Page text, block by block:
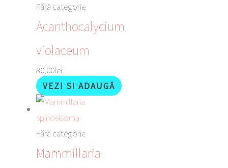
Fără categorie
Acanthocalycium
violaceum
80,00lei
VEZI SI ADAUGĂ
Fără categorie
Mammillaria